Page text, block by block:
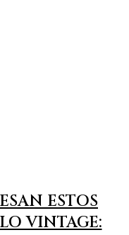
ESTOS
VINTAGE: